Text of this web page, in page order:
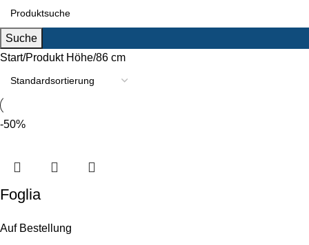
Suche
Start Produkt Höhe 86 cm
-50%
Foglia
rank mit Türenfront
Auf Bestellung